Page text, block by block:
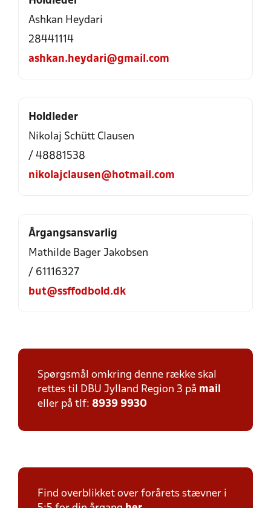
Ashkan Heydari
28441114
ashkan.heydari@gmail.com
Holdleder
Nikolaj Schütt Clausen
/ 48881538
nikolajclausen@hotmail.com
Årgangsansvarlig
Mathilde Bager Jakobsen
/ 61116327
but@ssffodbold.dk
Spørgsmål omkring denne række skal
rettes til DBU Jylland Region 3 på mail
eller på tlf: 8939 9930
Find overblikket over forårets stævner i